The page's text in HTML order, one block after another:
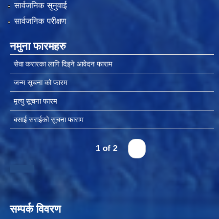
सार्वजनिक सुनुवाई
सार्वजनिक परीक्षण
नमुना फारमहरु
सेवा करारका लागि दिइने आवेदन फाराम
जन्म सूचना को फारम
मृत्यु सूचना फारम
बसाई सराईको सूचना फाराम
1 of 2
सम्पर्क विवरण